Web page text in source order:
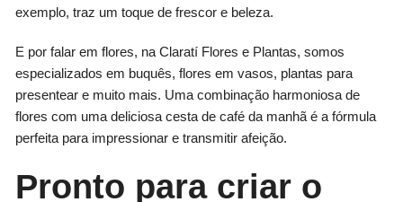
exemplo, traz um toque de frescor e beleza.
E por falar em flores, na Claratí Flores e Plantas, somos
especializados em buquês, flores em vasos, plantas para
presentear e muito mais. Uma combinação harmoniosa de
flores com uma deliciosa cesta de café da manhã é a fórmula
perfeita para impressionar e transmitir afeição.
Pronto para criar o